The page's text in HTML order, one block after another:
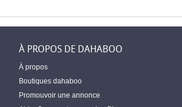
À PROPOS DE DAHABOO
À propos
Boutiques dahaboo
Promouvoir une annonce